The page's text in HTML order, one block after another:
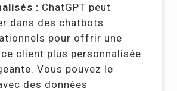
: ChatGPT peut
dans des chatbots
pour offrir une
client plus personnalisée
Vous pouvez le
des données